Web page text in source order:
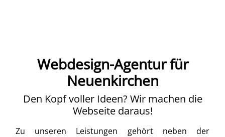
Webdesign-Agentur für
Neuenkirchen
Den Kopf voller Ideen? Wir machen die
Webseite daraus!
Zu unseren Leistungen gehört neben der